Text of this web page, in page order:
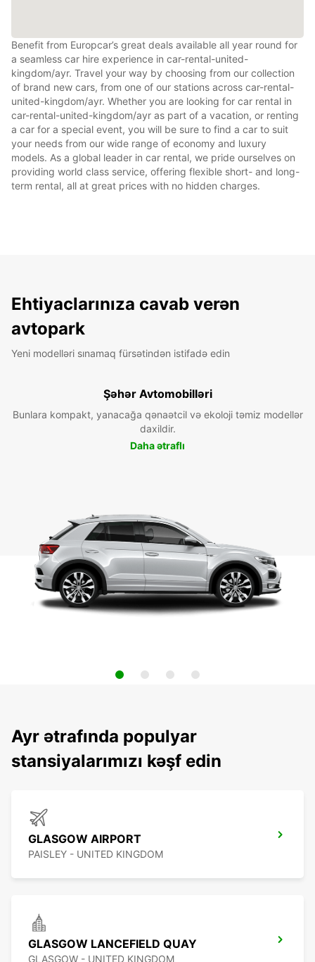
Benefit from Europcar’s great deals available all year round for
a seamless car hire experience in car-rental-united-
kingdom/ayr. Travel your way by choosing from our collection
of brand new cars, from one of our stations across car-rental-
united-kingdom/ayr. Whether you are looking for car rental in
car-rental-united-kingdom/ayr as part of a vacation, or renting
a car for a special event, you will be sure to find a car to suit
your needs from our wide range of economy and luxury
models. As a global leader in car rental, we pride ourselves on
providing world class service, offering flexible short- and long-
term rental, all at great prices with no hidden charges.
Ehtiyaclarınıza cavab verən
avtopark
Yeni modelləri sınamaq fürsətindən istifadə edin
Şəhər Avtomobilləri
Bunlara kompakt, yanacağa qənaətcil və ekoloji təmiz modellər
daxildir.
Daha ətraflı
Ayr ətrafında populyar
stansiyalarımızı kəşf edin
GLASGOW AIRPORT
PAISLEY - UNITED KINGDOM
GLASGOW LANCEFIELD QUAY
GLASGOW - UNITED KINGDOM